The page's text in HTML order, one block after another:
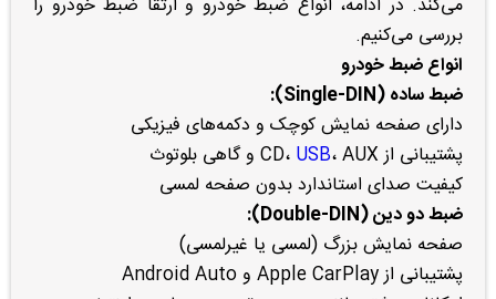
می‌کند. در ادامه، انواع ضبط خودرو و ارتقا ضبط خودرو را
بررسی می‌کنیم.
انواع ضبط خودرو
ضبط ساده (Single-DIN):
دارای صفحه نمایش کوچک و دکمه‌های فیزیکی
پشتیبانی از CD،
USB، AUX و گاهی بلوتوث
کیفیت صدای استاندارد بدون صفحه لمسی
ضبط دو دین (Double-DIN):
صفحه نمایش بزرگ (لمسی یا غیرلمسی)
پشتیبانی از Apple CarPlay و Android Auto